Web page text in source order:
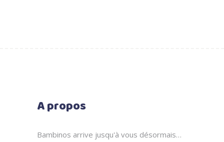
A propos
Bambinos arrive jusqu'à vous désormais…